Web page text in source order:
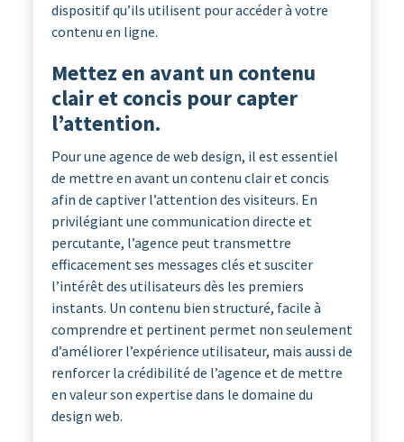
dispositif qu’ils utilisent pour accéder à votre
contenu en ligne.
Mettez en avant un contenu
clair et concis pour capter
l’attention.
Pour une agence de web design, il est essentiel
de mettre en avant un contenu clair et concis
afin de captiver l’attention des visiteurs. En
privilégiant une communication directe et
percutante, l’agence peut transmettre
efficacement ses messages clés et susciter
l’intérêt des utilisateurs dès les premiers
instants. Un contenu bien structuré, facile à
comprendre et pertinent permet non seulement
d’améliorer l’expérience utilisateur, mais aussi de
renforcer la crédibilité de l’agence et de mettre
en valeur son expertise dans le domaine du
design web.